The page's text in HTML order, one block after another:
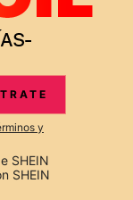
y
SHEIN
SHEIN